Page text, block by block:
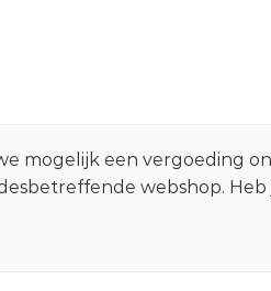
mogelijk een vergoeding
webshop.